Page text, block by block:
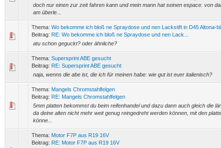
doch nur einen zur zeit fahren kann und mein mann hat seinen espace. von
am überle...
Thema: Wo bekomme ich bloß ne Spraydose und nen Lackstift in D45 Altona-
Beitrag: RE: Wo bekomme ich bloß ne Spraydose und nen Lack...
atu schon geguckt? oder ähnliche?
Thema: Supersprint ABE gesucht
Beitrag: RE: Supersprint ABE gesucht
naja, wenns die abe ist, die ich für meinen habe: wie gut ist euer italienisch?
Thema: Mangels Chromstahlfelgen
Beitrag: RE: Mangels Chromstahlfelgen
5mm platten bekommst du beim reifenhandel und dazu dann auch gleich die
da deine alten nicht mehr weit genug reingedreht werden können, mit den
könne...
Thema: Motor F7P aus R19 16V
Beitrag: RE: Motor F7P aus R19 16V